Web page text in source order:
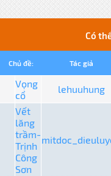
Có
Chủ đề: Tác giả
Vọng
cổ
lehuuhung
Vết
lăng
trầm-
Trịnh
Công
Sơn